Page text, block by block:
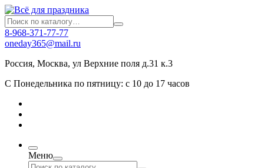
8-968-371-77-77
oneday365@mail.ru
Россия, Москва, ул Верхние поля д.31 к.3
С Понедельника по пятницу: с 10 до 17 часов
Меню